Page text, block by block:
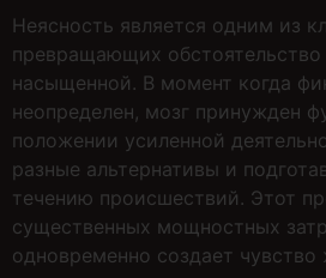
Неясность является одним из
превращающих обстоятельство
насыщенной. В момент когда
неопределен, мозг принужден
положении усиленной
разные альтернативы и
течению происшествий. Этот
существенных мощностных
одновременно создает